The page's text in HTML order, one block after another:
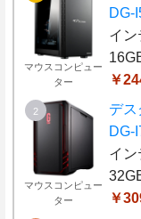
マウスコンピュー
ター
DG-
イン
￥
マウスコンピュー
ター
デ
DG-
イン
￥